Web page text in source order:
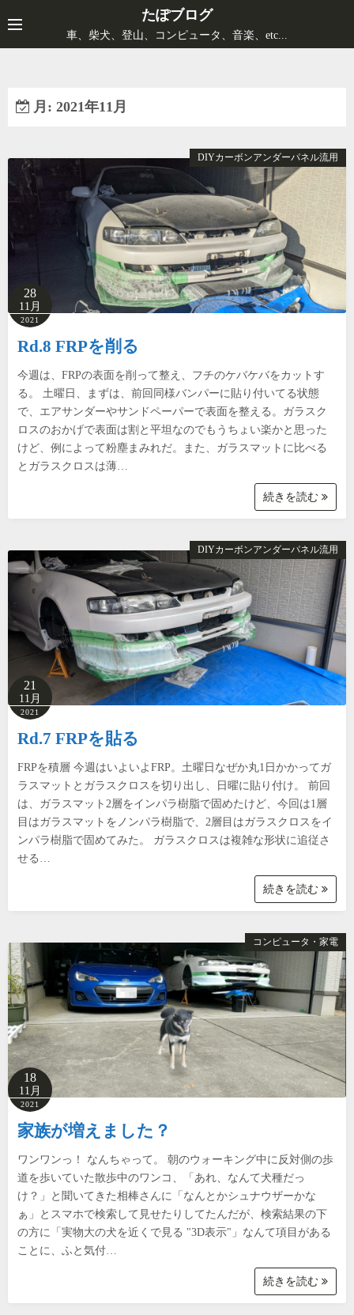
ン
テ
ッ
プ
たぽブログ
車、柴犬、登山、コンピュータ、音楽、etc...
月: 2021年11月
DIYカーボンアンダーパネル流用
28
11月
2021
Rd.8 FRPを削る
今週は、FRPの表面を削って整え、フチのケバケバをカットす
る。 土曜日、まずは、前回同様バンパーに貼り付いてる状態
で、エアサンダーやサンドペーパーで表面を整える。ガラスク
ロスのおかげで表面は割と平坦なのでもうちょい楽かと思った
けど、例によって粉塵まみれだ。また、ガラスマットに比べる
とガラスクロスは薄…
続きを読む
DIYカーボンアンダーパネル流用
21
11月
2021
Rd.7 FRPを貼る
FRPを積層 今週はいよいよFRP。土曜日なぜか丸1日かかってガ
ラスマットとガラスクロスを切り出し、日曜に貼り付け。 前回
は、ガラスマット2層をインパラ樹脂で固めたけど、今回は1層
目はガラスマットをノンパラ樹脂で、2層目はガラスクロスをイ
ンパラ樹脂で固めてみた。 ガラスクロスは複雑な形状に追従さ
せる…
続きを読む
コンピュータ・家電
18
11月
2021
家族が増えました？
ワンワンっ！ なんちゃって。 朝のウォーキング中に反対側の歩
道を歩いていた散歩中のワンコ、「あれ、なんて犬種だっ
け？」と聞いてきた相棒さんに「なんとかシュナウザーかな
ぁ」とスマホで検索して見せたりしてたんだが、検索結果の下
の方に「実物大の犬を近くで見る "3D表示"」なんて項目がある
ことに、ふと気付…
続きを読む